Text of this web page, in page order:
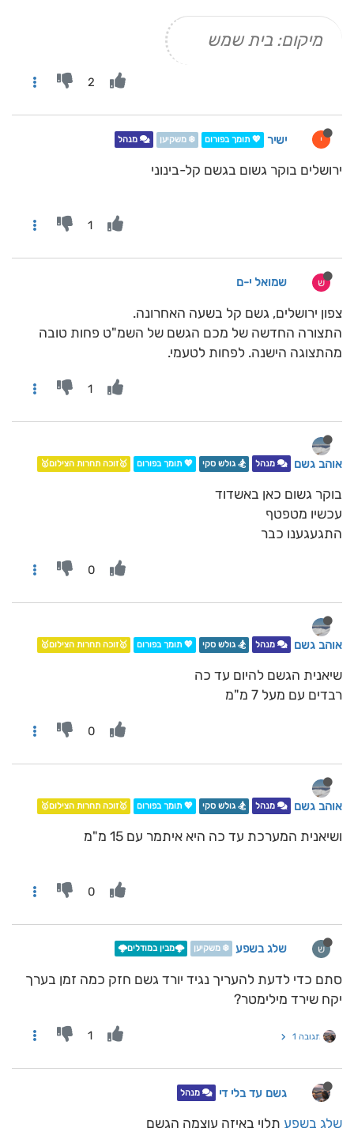
מיקום: בית שמש
2
י ישיר 💖 תומך בפורום ❄️ משקיען מנהל
ירושלים בוקר גשום בגשם קל-בינוני
1
ש שמואל י-ם
צפון ירושלים, גשם קל בשעה האחרונה.
התצורה החדשה של מכם הגשם של השמ"ט פחות טובה
מהתצוגה הישנה. לפחות לטעמי.
1
אוהב גשם מנהל 🏂 גולש סקי 💖 תומך בפורום 🥇זוכה תחרות הצילום🥇
בוקר גשום כאן באשדוד
עכשיו מטפטף
התגעגענו כבר
0
אוהב גשם מנהל 🏂 גולש סקי 💖 תומך בפורום 🥇זוכה תחרות הצילום🥇
שיאנית הגשם להיום עד כה
רבדים עם מעל 7 מ"מ
0
אוהב גשם מנהל 🏂 גולש סקי 💖 תומך בפורום 🥇זוכה תחרות הצילום🥇
ושיאנית המערכת עד כה היא איתמר עם 15 מ"מ
0
ש שלג בשפע ❄️ משקיען 🌩️מבין במודלים🌩️
סתם כדי לדעת להעריך נגיד יורד גשם חזק כמה זמן בערך
יקח שירד מילימטר?
תגובה 1 1
גשם עד בלי די מנהל
שלג בשפע תלוי באיזה עוצמה הגשם